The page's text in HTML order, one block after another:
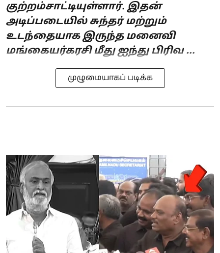
குற்றம்சாட்டியுள்ளார். இதன்
அடிப்படையில் சுந்தர் மற்றும்
உடந்தையாக இருந்த மனைவி
மங்கையர்கரசி மீது ஐந்து பிரிவ ...
முழுமையாகப் படிக்க